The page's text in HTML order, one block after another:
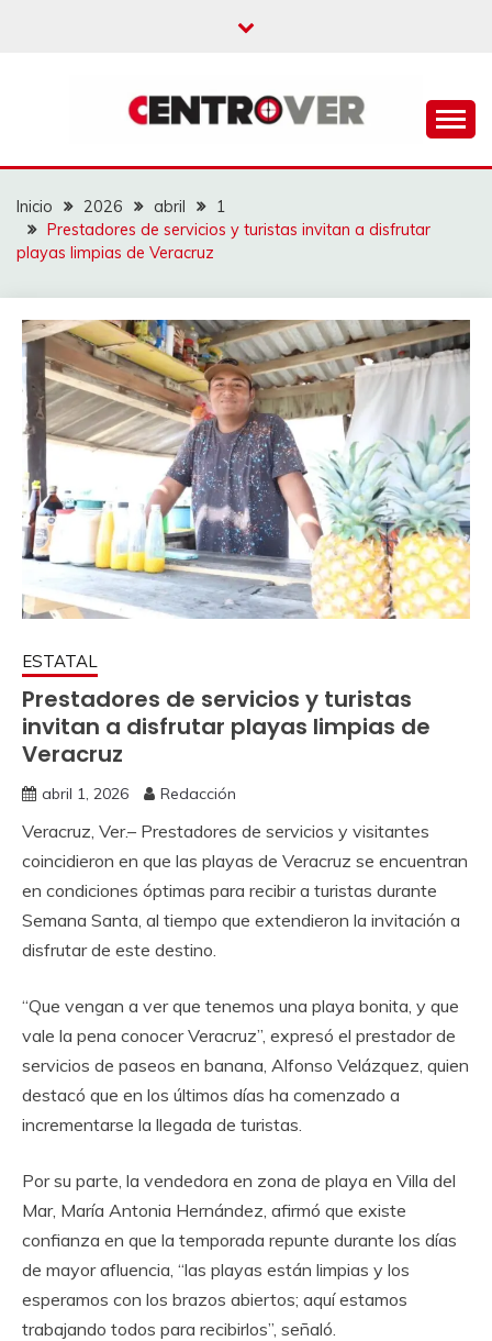
CENTROVER
NOTICIAS
Inicio 2026 abril
1
Prestadores de servicios y turistas invitan a disfrutar
playas limpias de Veracruz
ESTATAL
Prestadores de servicios y turistas
invitan a disfrutar playas limpias de
Veracruz
abril 1, 2026 Redacción
Veracruz, Ver.– Prestadores de servicios y visitantes
coincidieron en que las playas de Veracruz se encuentran
en condiciones óptimas para recibir a turistas durante
Semana Santa, al tiempo que extendieron la invitación a
disfrutar de este destino.
“Que vengan a ver que tenemos una playa bonita, y que
vale la pena conocer Veracruz”, expresó el prestador de
servicios de paseos en banana, Alfonso Velázquez, quien
destacó que en los últimos días ha comenzado a
incrementarse la llegada de turistas.
Por su parte, la vendedora en zona de playa en Villa del
Mar, María Antonia Hernández, afirmó que existe
confianza en que la temporada repunte durante los días
de mayor afluencia, “las playas están limpias y los
esperamos con los brazos abiertos; aquí estamos
trabajando todos para recibirlos”, señaló.